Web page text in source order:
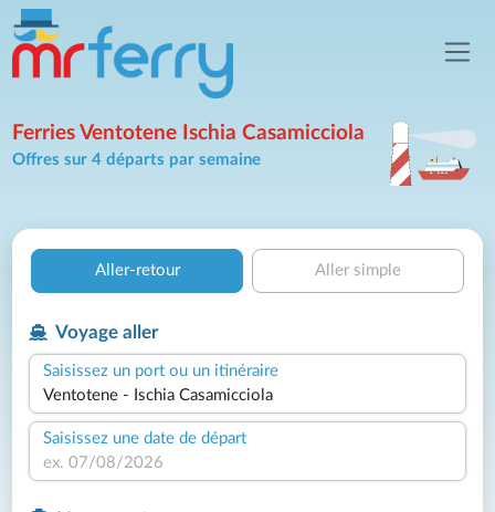
Ferries Ventotene Ischia Casamicciola
Offres sur 4 départs par semaine
Aller-retour Aller simple
Voyage aller
Saisissez un port ou un itinéraire
Saisissez une date de départ